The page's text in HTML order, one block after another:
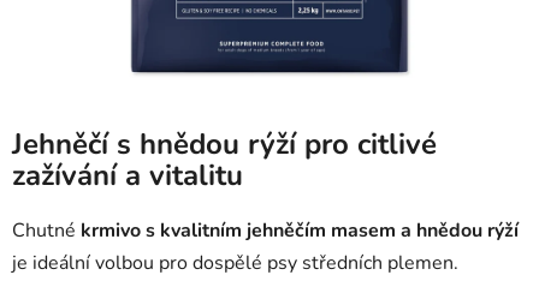
Jehněčí s hnědou rýží pro citlivé
zažívání a vitalitu
Chutné krmivo s kvalitním jehněčím masem a hnědou rýží
je ideální volbou pro dospělé psy středních plemen.